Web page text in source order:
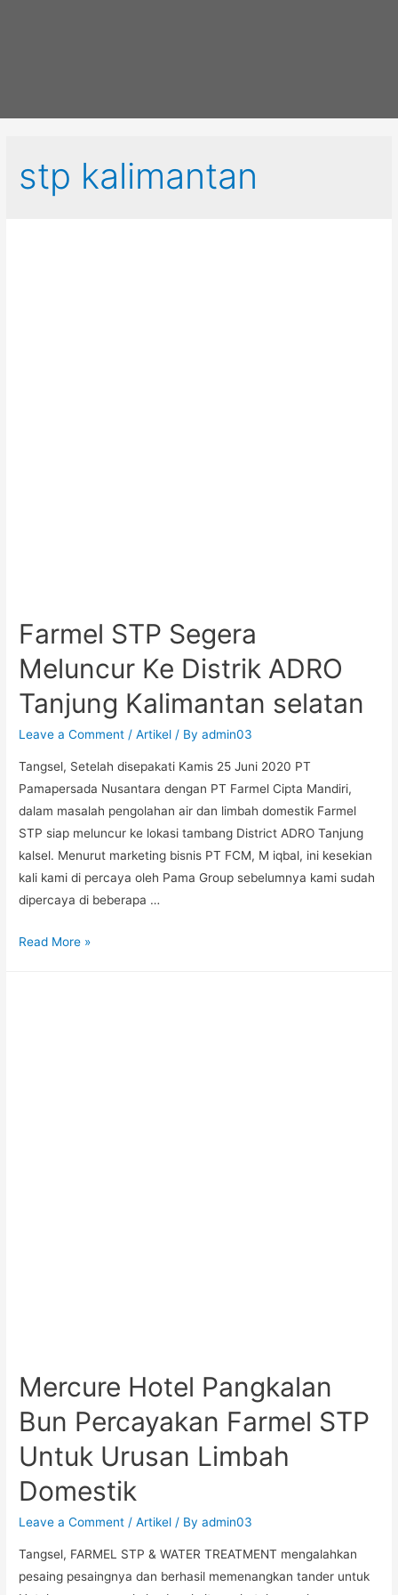
stp kalimantan
Farmel STP Segera
Meluncur Ke Distrik ADRO
Tanjung Kalimantan selatan
Leave a Comment /Artikel / Byadmin03
Tangsel, Setelah disepakati Kamis 25 Juni 2020 PT
Pamapersada Nusantara dengan PT Farmel Cipta Mandiri,
dalam masalah pengolahan air dan limbah domestik Farmel
STP siap meluncur ke lokasi tambang District ADRO Tanjung
kalsel. Menurut marketing bisnis PT FCM, M iqbal, ini kesekian
kali kami di percaya oleh Pama Group sebelumnya kami sudah
dipercaya di beberapa …
Read More »
Mercure Hotel Pangkalan
Bun Percayakan Farmel STP
Untuk Urusan Limbah
Domestik
Leave a Comment /Artikel / Byadmin03
Tangsel, FARMEL STP & WATER TREATMENT mengalahkan
pesaing pesaingnya dan berhasil memenangkan tander untuk